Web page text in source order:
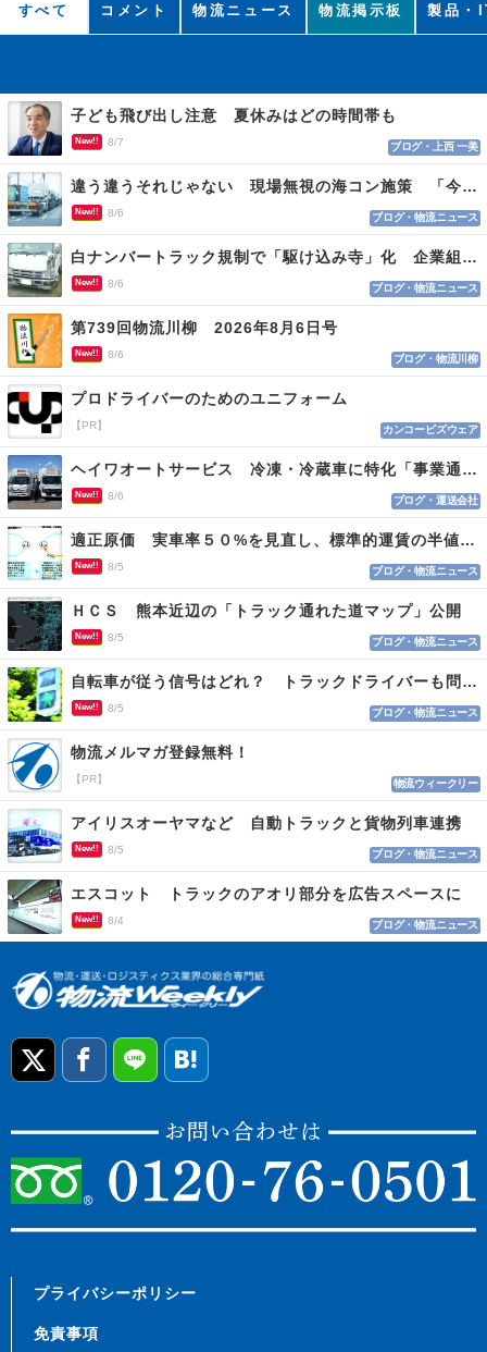
すべて コメント 物流ニュース 物流掲示板 製品・
子ども飛び出し注意 夏休みはどの時間帯も
New!! 8/7 ブログ・上西 一美
違う違うそれじゃない 現場無視の海コン施策 「今でも平均２～３時間は待つ」
New!! 8/6 ブログ・物流ニュース
白ナンバートラック規制で「駆け込み寺」化 企業組合が入会基準を見直しへ
New!! 8/6 ブログ・物流ニュース
第739回物流川柳 2026年8月6日号
New!! 8/6 ブログ・物流川柳
プロドライバーのためのユニフォーム
【PR】 カンコービズウェア
ヘイワオートサービス 冷凍・冷蔵車に特化「事業通じ貢献目指す」
New!! 8/6 ブログ・運送会社
適正原価 実車率５０%を見直し、標準的運賃の半値の恐れも
New!! 8/5 ブログ・物流ニュース
ＨＣＳ 熊本近辺の「トラック通れた道マップ」公開
New!! 8/5 ブログ・物流ニュース
自転車が従う信号はどれ？ トラックドライバーも問われる認識
New!! 8/5 ブログ・物流ニュース
物流メルマガ登録無料！
【PR】 物流ウィークリー
アイリスオーヤマなど 自動トラックと貨物列車連携
New!! 8/5 ブログ・物流ニュース
エスコット トラックのアオリ部分を広告スペースに
New!! 8/4 ブログ・物流ニュース
プライバシーポリシー
免責事項